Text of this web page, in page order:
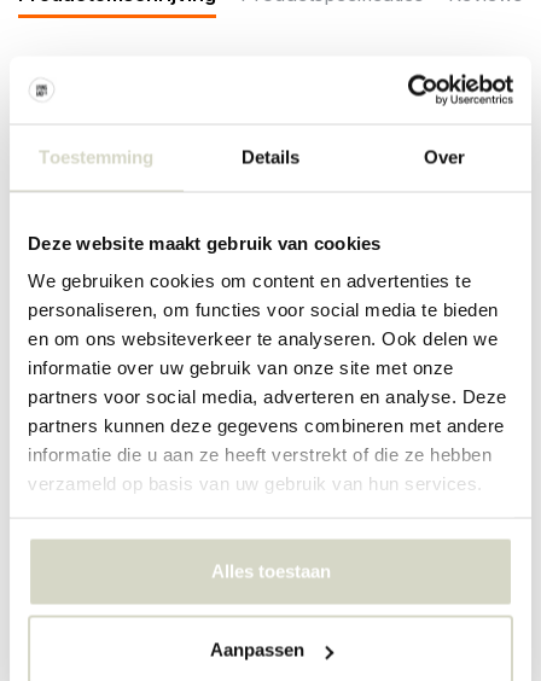
Toestemming Details Over
Deze website maakt gebruik van cookies
We gebruiken cookies om content en advertenties te
personaliseren, om functies voor social media te bieden
en om ons websiteverkeer te analyseren. Ook delen we
informatie over uw gebruik van onze site met onze
partners voor social media, adverteren en analyse. Deze
partners kunnen deze gegevens combineren met andere
informatie die u aan ze heeft verstrekt of die ze hebben
verzameld op basis van uw gebruik van hun services.
Alles toestaan
Aanpassen
De Bloomingville Hauge console tafel is gemaakt van mangohout
ruimtes en gangen. Afmeting 79x76x28cm
Kleur: bruin
Overige: reinigen met een vochtige doek.
PRODUCTSPECIFICATIES
Artikelnummer 82064977
SKU 82064977
5711173344826
Er zijn nog geen reviews geschreven over dit product..